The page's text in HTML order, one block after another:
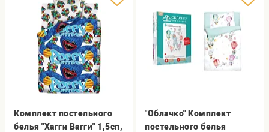
Комплект постельного
белья "Хагги Вагги" 1,5сп,
"Облачко" Комплект
постельного белья